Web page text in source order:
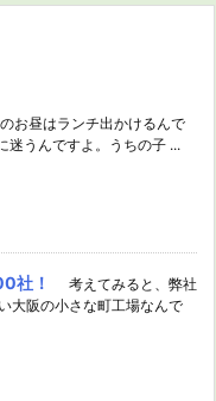
お昼はランチ出かけるんで
迷うんですよ。うちの子 ...
社！
考えてみると、弊社
大阪の小さな町工場なんで